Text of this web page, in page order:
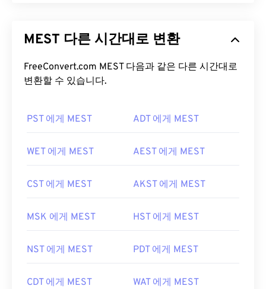
MEST 다른 시간대로 변환
FreeConvert.com MEST 다음과 같은 다른 시간대로
변환할 수 있습니다.
PST 에게 MEST ADT 에게 MEST
WET 에게 MEST AEST 에게 MEST
CST 에게 MEST AKST 에게 MEST
MSK 에게 MEST HST 에게 MEST
NST 에게 MEST PDT 에게 MEST
CDT 에게 MEST WAT 에게 MEST